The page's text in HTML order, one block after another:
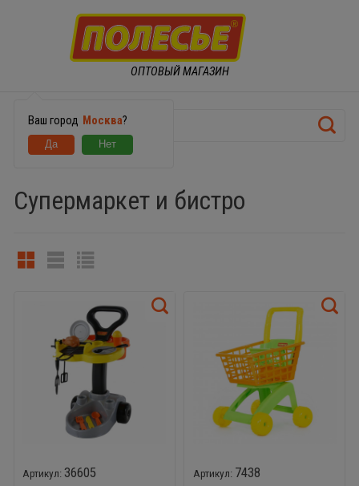
ОПТОВЫЙ МАГАЗИН
Ваш город Москва?
Супермаркет и бистро
36605
7438